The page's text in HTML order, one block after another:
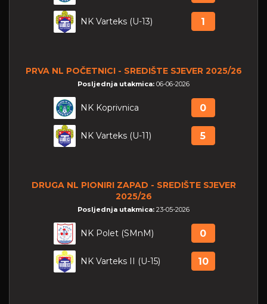
NK Varteks (U-13) 1
PRVA NL POČETNICI - SREDIŠTE SJEVER 2025/26
Posljednja utakmica: 06-06-2026
NK Koprivnica 0
NK Varteks (U-11) 5
DRUGA NL PIONIRI ZAPAD - SREDIŠTE SJEVER
2025/26
Posljednja utakmica: 23-05-2026
NK Polet (SMnM) 0
NK Varteks II (U-15) 10